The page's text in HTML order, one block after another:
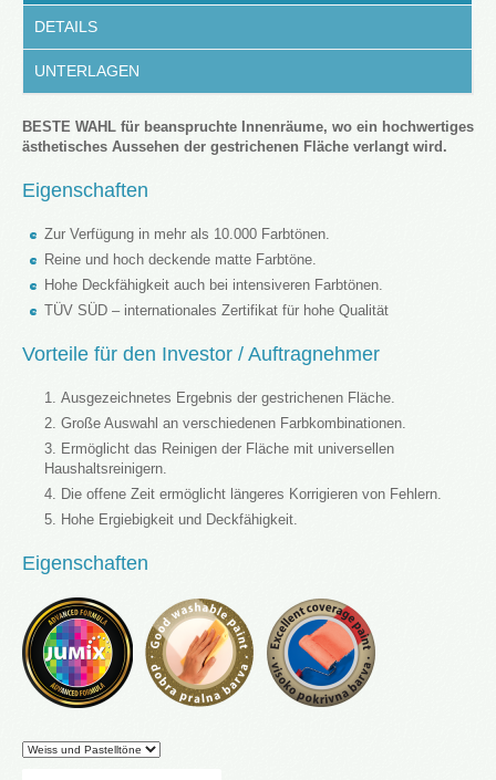
DETAILS
UNTERLAGEN
BESTE WAHL für beanspruchte Innenräume, wo ein hochwertiges
ästhetisches Aussehen der gestrichenen Fläche verlangt wird.
Eigenschaften
Zur Verfügung in mehr als 10.000 Farbtönen.
Reine und hoch deckende matte Farbtöne.
Hohe Deckfähigkeit auch bei intensiveren Farbtönen.
TÜV SÜD – internationales Zertifikat für hohe Qualität
Vorteile für den Investor / Auftragnehmer
Ausgezeichnetes Ergebnis der gestrichenen Fläche.
Große Auswahl an verschiedenen Farbkombinationen.
Ermöglicht das Reinigen der Fläche mit universellen
Haushaltsreinigern.
Die offene Zeit ermöglicht längeres Korrigieren von Fehlern.
Hohe Ergiebigkeit und Deckfähigkeit.
Eigenschaften
Granularity